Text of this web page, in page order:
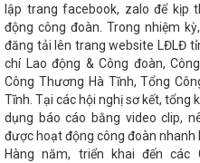
Thúc đẩy đưa đặc sản Hà
vươn mình khởi sắc
Thúc
Bộ và phía Bắc
Tăng trưởng
Tập huấn kiến thức công
luật về cụm công nghiệp
quyết
Hà Tĩnh có 6 dự
Kế hoạch triển khai thực
Kế hoạch số 322-KH/TU
TW ngày 19/3/2024 của Ban
An toàn khi mua bán hàng
lập trang facebook, zalo để kịp
động công đoàn. Trong nhiệm
đăng tải lên trang website LĐLĐ
chí Lao động & Công đoàn,
Công Thương Hà Tĩnh, Tổng
Tĩnh. Tại các hội nghị sơ kết, tổng
dụng báo cáo bằng video clip,
được hoạt động công đoàn nhanh
Hàng năm, triển khai đến các